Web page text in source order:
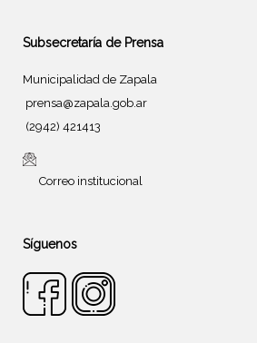
Subsecretaría de Prensa
Municipalidad de Zapala
prensa@zapala.gob.ar
(2942) 421413
Correo institucional
Síguenos